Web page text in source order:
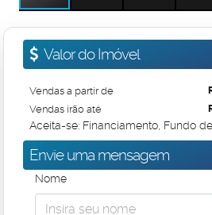
Valor do Imóvel
Vendas a partir de
Vendas irão até
Aceita-se: Financiamento, Fundo
Envie uma mensagem
Nome